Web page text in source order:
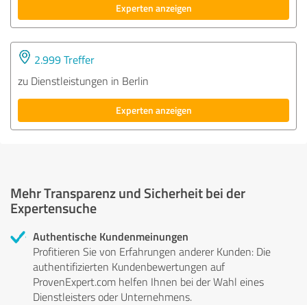
Experten anzeigen
2.999 Treffer
zu Dienstleistungen in Berlin
Experten anzeigen
Mehr Transparenz und Sicherheit bei der
Expertensuche
Authentische Kundenmeinungen
Profitieren Sie von Erfahrungen anderer Kunden: Die
authentifizierten Kundenbewertungen auf
ProvenExpert.com helfen Ihnen bei der Wahl eines
Dienstleisters oder Unternehmens.